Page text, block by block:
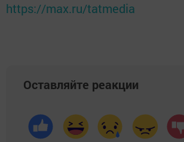
https://max.ru/tatmedia
Оставляйте реакции